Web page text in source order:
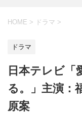
HOME > ドラマ >
ドラマ
日本テレビ「
る。」主演：
原案